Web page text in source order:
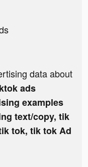
data about
ads
examples
text/copy, tik
tok, tik tok Ad